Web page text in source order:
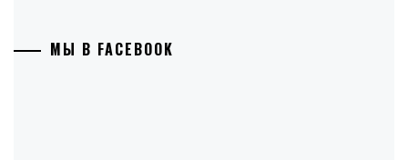
МЫ В FACEBOOK